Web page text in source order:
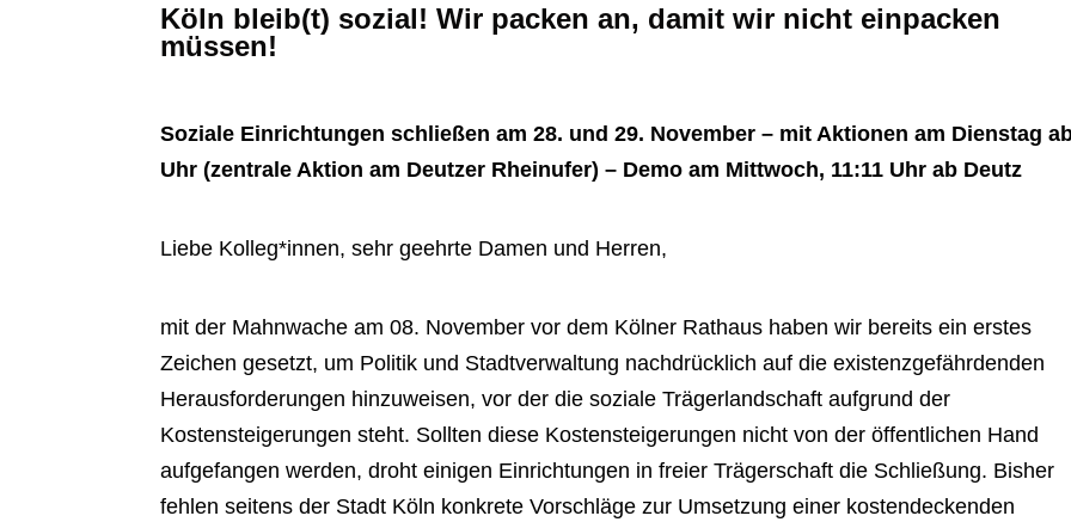
Köln bleib(t) sozial! Wir packen an, damit wir nicht einpacken
müssen!
Soziale Einrichtungen schließen am 28. und 29. November – mit Aktionen am Dienstag
Uhr (zentrale Aktion am Deutzer Rheinufer) – Demo am Mittwoch, 11:11 Uhr ab Deutz
Liebe Kolleg*innen, sehr geehrte Damen und Herren,
mit der Mahnwache am 08. November vor dem Kölner Rathaus haben wir bereits ein erstes
Zeichen gesetzt, um Politik und Stadtverwaltung nachdrücklich auf die existenzgefährdenden
Herausforderungen hinzuweisen, vor der die soziale Trägerlandschaft aufgrund der
Kostensteigerungen steht. Sollten diese Kostensteigerungen nicht von der öffentlichen Hand
aufgefangen werden, droht einigen Einrichtungen in freier Trägerschaft die Schließung. Bisher
fehlen seitens der Stadt Köln konkrete Vorschläge zur Umsetzung einer kostendeckenden